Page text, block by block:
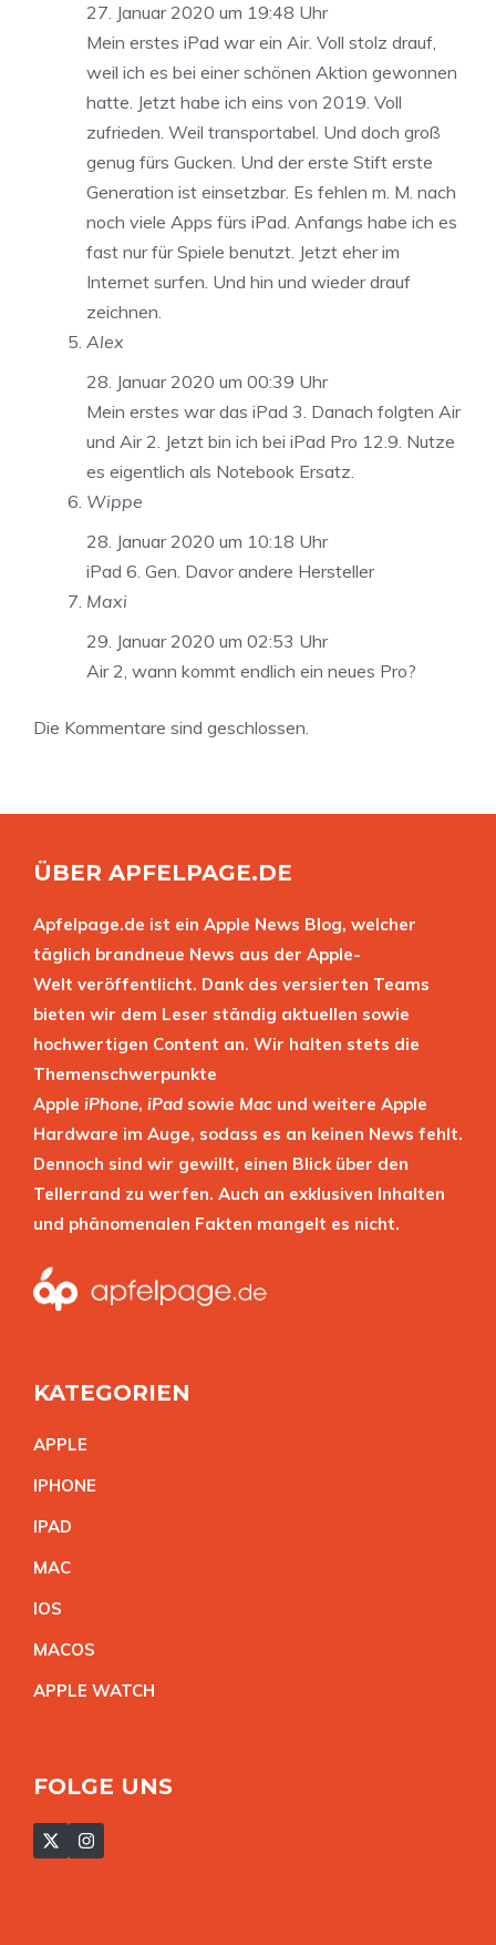
27. Januar 2020 um 19:48 Uhr
Mein erstes iPad war ein Air. Voll stolz drauf,
weil ich es bei einer schönen Aktion gewonnen
hatte. Jetzt habe ich eins von 2019. Voll
zufrieden. Weil transportabel. Und doch groß
genug fürs Gucken. Und der erste Stift erste
Generation ist einsetzbar. Es fehlen m. M. nach
noch viele Apps fürs iPad. Anfangs habe ich es
fast nur für Spiele benutzt. Jetzt eher im
Internet surfen. Und hin und wieder drauf
zeichnen.
Alex
28. Januar 2020 um 00:39 Uhr
Mein erstes war das iPad 3. Danach folgten Air
und Air 2. Jetzt bin ich bei iPad Pro 12.9. Nutze
es eigentlich als Notebook Ersatz.
Wippe
28. Januar 2020 um 10:18 Uhr
iPad 6. Gen. Davor andere Hersteller
Maxi
29. Januar 2020 um 02:53 Uhr
Air 2, wann kommt endlich ein neues Pro?
Die Kommentare sind geschlossen.
ÜBER APFELPAGE.DE
Apfelpage.de ist ein Apple News Blog, welcher
täglich brandneue News aus der Apple-
Welt veröffentlicht. Dank des versierten Teams
bieten wir dem Leser ständig aktuellen sowie
hochwertigen Content an. Wir halten stets die
Themenschwerpunkte
Apple iPhone, iPad sowie Mac und weitere Apple
Hardware im Auge, sodass es an keinen News fehlt.
Dennoch sind wir gewillt, einen Blick über den
Tellerrand zu werfen. Auch an exklusiven Inhalten
und phänomenalen Fakten mangelt es nicht.
KATEGORIEN
APPLE
IPHONE
IPAD
MAC
IOS
MACOS
APPLE WATCH
FOLGE UNS